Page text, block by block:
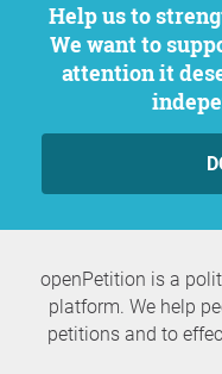
Help us to strengthen citizen participation.
We want to
attention it
openPetition is a
platform. We help
petitions and to